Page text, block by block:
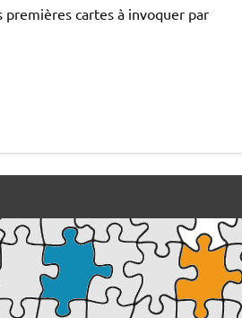
premières cartes à invoquer par